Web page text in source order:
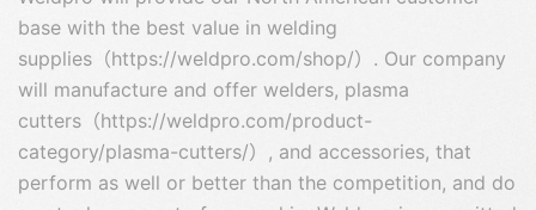
base with the best value in welding
supplies（https://weldpro.com/shop/）. Our company
will manufacture and offer welders, plasma
cutters（https://weldpro.com/product-
category/plasma-cutters/）, and accessories, that
perform as well or better than the competition, and do